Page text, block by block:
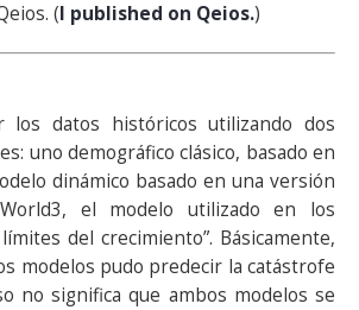
(I published on Qeios.)
los datos históricos utilizando dos
uno demográfico clásico, basado en
dinámico basado en una versión
el modelo utilizado en los
del crecimiento”. Básicamente,
modelos pudo predecir la catástrofe
no significa que ambos modelos se